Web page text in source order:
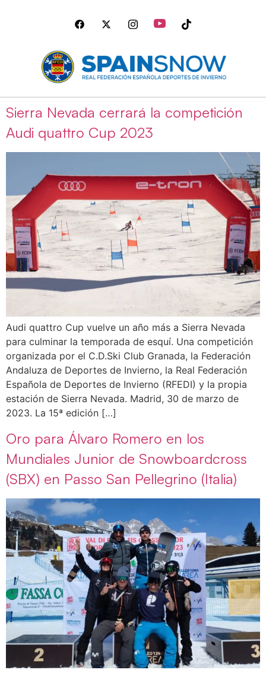
Sierra Nevada cerrará la competición
Audi quattro Cup 2023
Audi quattro Cup vuelve un año más a Sierra Nevada
para culminar la temporada de esquí. Una competición
organizada por el C.D.Ski Club Granada, la Federación
Andaluza de Deportes de Invierno, la Real Federación
Española de Deportes de Invierno (RFEDI) y la propia
estación de Sierra Nevada. Madrid, 30 de marzo de
2023. La 15ª edición […]
Oro para Álvaro Romero en los
Mundiales Junior de Snowboardcross
(SBX) en Passo San Pellegrino (Italia)